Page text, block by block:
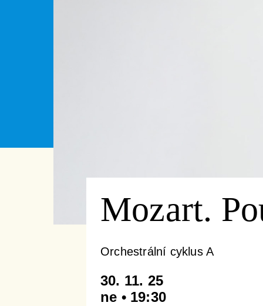
Mozart.
Orchestrální cyklus A
30. 11. 25
ne • 19:30